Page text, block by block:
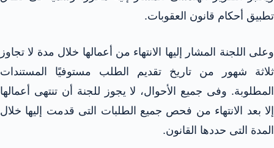
تطبيق أحكام قانون العقوبات.
وعلى اللجنة المشار إليها الانتهاء من أعمالها خلال مدة لا تجاوز
ثلاثة شهور من تاريخ تقديم الطلب مستوفيًا المستندات
المطلوبة. وفى جميع الأحوال، لا يجوز للجنة أن تنتهى أعمالها
إلا بعد الانتهاء من فحص جميع الطلبات التى قدمت إليها خلال
المدة التى حددها القانون.